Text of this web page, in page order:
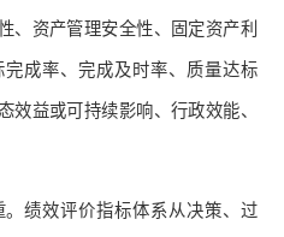
、资产管理安全性、固定资产利
成率、完成及时率、质量达标
效益或可持续影响、行政效能、
绩效评价指标体系从决策、过